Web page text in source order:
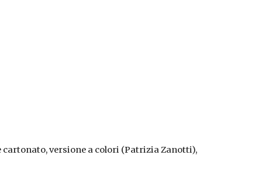
cartonato, versione a colori (Patrizia Zanotti),